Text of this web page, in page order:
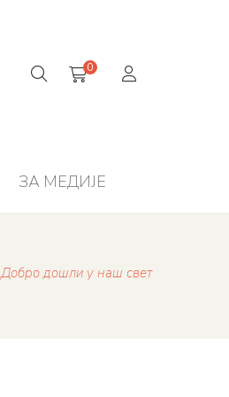
0
ЗА МЕДИЈЕ
Добро дошли у наш свет